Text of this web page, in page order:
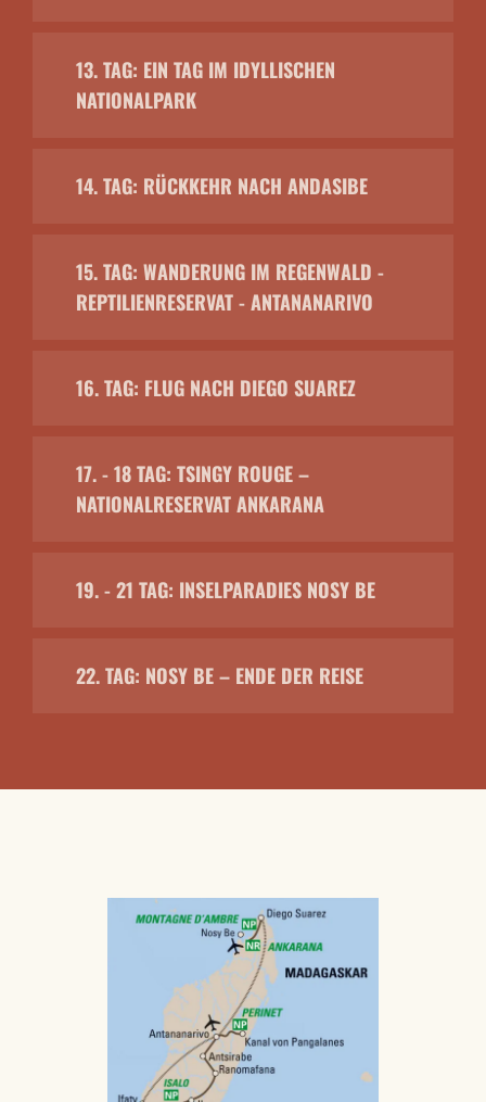
13. TAG: EIN TAG IM IDYLLISCHEN
NATIONALPARK
14. TAG: RÜCKKEHR NACH ANDASIBE
15. TAG: WANDERUNG IM REGENWALD -
REPTILIENRESERVAT - ANTANANARIVO
16. TAG: FLUG NACH DIEGO SUAREZ
17. - 18 TAG: TSINGY ROUGE –
NATIONALRESERVAT ANKARANA
19. - 21 TAG: INSELPARADIES NOSY BE
22. TAG: NOSY BE – ENDE DER REISE